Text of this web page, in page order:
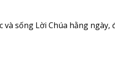
sống Lời Chúa hằng